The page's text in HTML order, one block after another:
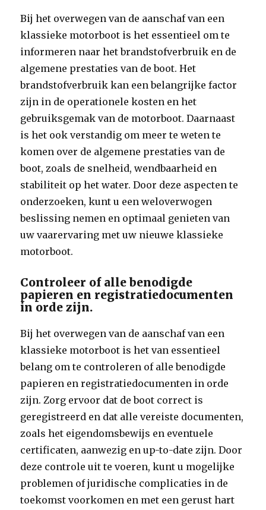
Bij het overwegen van de aanschaf van een
klassieke motorboot is het essentieel om te
informeren naar het brandstofverbruik en de
algemene prestaties van de boot. Het
brandstofverbruik kan een belangrijke factor
zijn in de operationele kosten en het
gebruiksgemak van de motorboot. Daarnaast
is het ook verstandig om meer te weten te
komen over de algemene prestaties van de
boot, zoals de snelheid, wendbaarheid en
stabiliteit op het water. Door deze aspecten te
onderzoeken, kunt u een weloverwogen
beslissing nemen en optimaal genieten van
uw vaarervaring met uw nieuwe klassieke
motorboot.
Controleer of alle benodigde
papieren en registratiedocumenten
in orde zijn.
Bij het overwegen van de aanschaf van een
klassieke motorboot is het van essentieel
belang om te controleren of alle benodigde
papieren en registratiedocumenten in orde
zijn. Zorg ervoor dat de boot correct is
geregistreerd en dat alle vereiste documenten,
zoals het eigendomsbewijs en eventuele
certificaten, aanwezig en up-to-date zijn. Door
deze controle uit te voeren, kunt u mogelijke
problemen of juridische complicaties in de
toekomst voorkomen en met een gerust hart